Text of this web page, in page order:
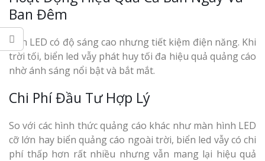
Ban Đêm
Đèn LED có độ sáng cao nhưng tiết kiệm điện năng. Khi
trời tối, biển led vẫy phát huy tối đa hiệu quả quảng cáo
nhờ ánh sáng nổi bật và bắt mắt.
Chi Phí Đầu Tư Hợp Lý
So với các hình thức quảng cáo khác như màn hình LED
cỡ lớn hay biển quảng cáo ngoài trời, biển led vẫy có chi
phí thấp hơn rất nhiều nhưng vẫn mang lại hiệu quả
Mỏng Nghệ
Hút